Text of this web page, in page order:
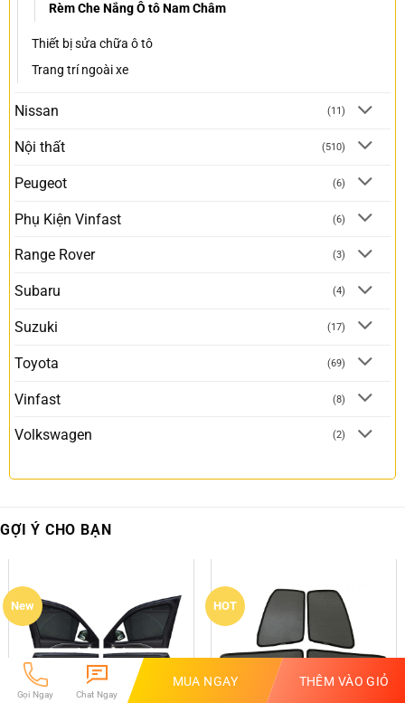
Rèm Che Nắng Ô tô Nam Châm
Thiết bị sửa chữa ô tô
Trang trí ngoài xe
Nissan (11)
Nội thất (510)
Peugeot (6)
Phụ Kiện Vinfast (6)
Range Rover (3)
Subaru (4)
Suzuki (17)
Toyota (69)
Vinfast (8)
Volkswagen (2)
GỢI Ý CHO BẠN
New HOT
Gọi Ngay Chat Ngay
MUA NGAY THÊM VÀO GIỎ